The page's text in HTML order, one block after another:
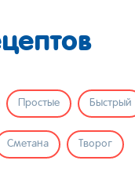
Простые Быстрый
Сметана Творог